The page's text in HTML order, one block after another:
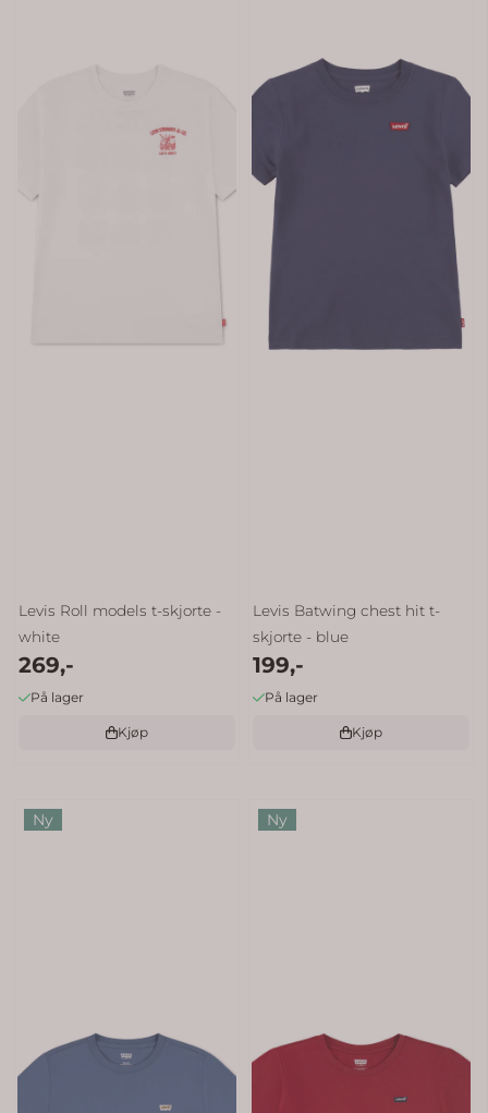
Levis Roll models t-skjorte -
white
269,-
På lager
Kjøp
Levis Batwing chest hit t-
skjorte - blue
199,-
På lager
Kjøp
Ny Ny